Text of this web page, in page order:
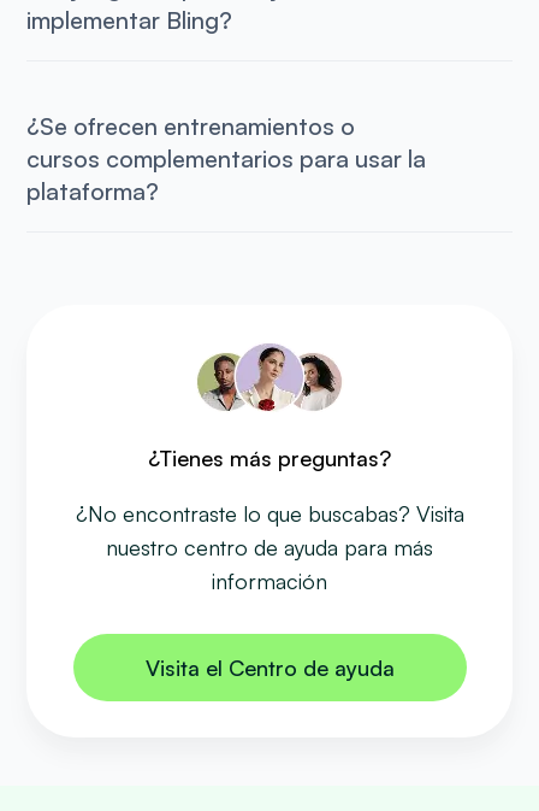
implementar Bling?
¿Se ofrecen entrenamientos o
cursos complementarios para usar la
plataforma?
¿Tienes más preguntas?
¿No encontraste lo que buscabas? Visita
nuestro centro de ayuda para más
información
Visita el Centro de ayuda